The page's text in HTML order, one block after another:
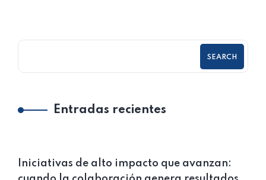
SEARCH
Entradas recientes
Iniciativas de alto impacto que avanzan: